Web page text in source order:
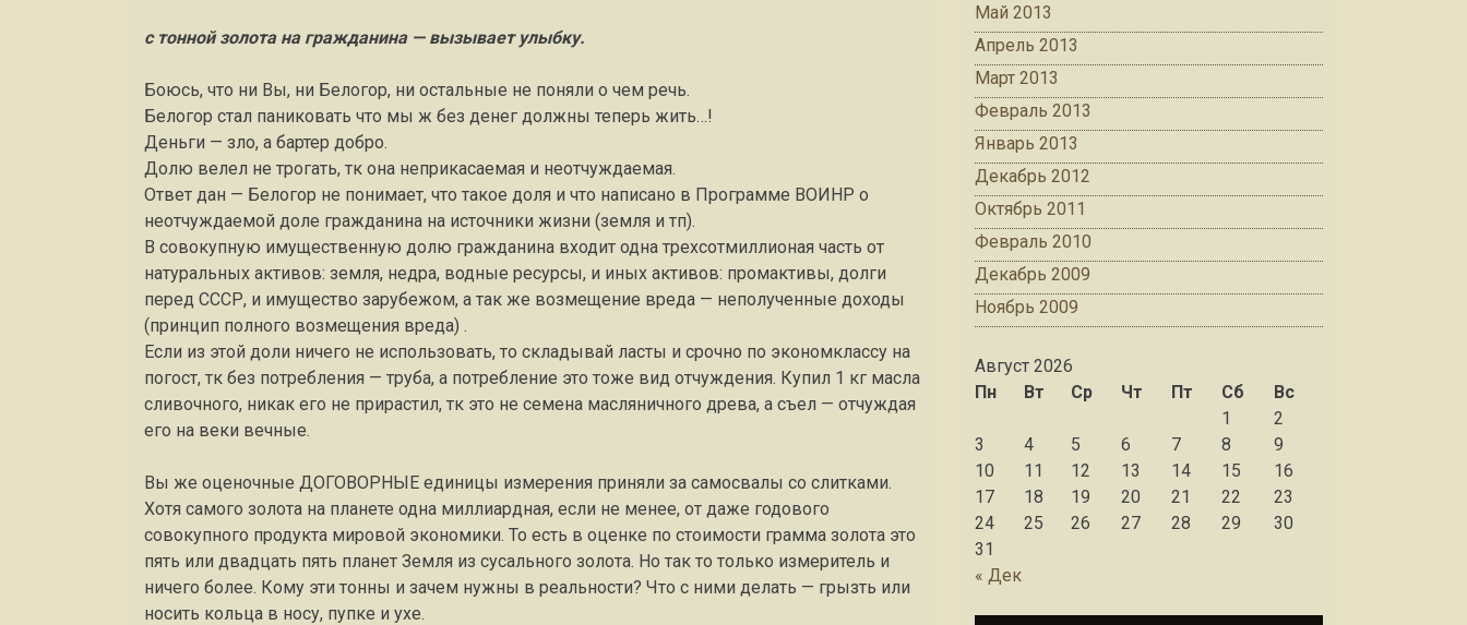
с тонной золота на гражданина — вызывает улыбку.
Боюсь, что ни Вы, ни Белогор, ни остальные не поняли о чем речь.
Белогор стал паниковать что мы ж без денег должны теперь жить…!
Деньги — зло, а бартер добро.
Долю велел не трогать, тк она неприкасаемая и неотчуждаемая.
Ответ дан — Белогор не понимает, что такое доля и что написано в Программе ВОИНР о
неотчуждаемой доле гражданина на источники жизни (земля и тп).
В совокупную имущественную долю гражданина входит одна трехсотмиллионая часть от
натуральных активов: земля, недра, водные ресурсы, и иных активов: промактивы, долги
перед СССР, и имущество зарубежом, а так же возмещение вреда — неполученные доходы
(принцип полного возмещения вреда) .
Если из этой доли ничего не использовать, то складывай ласты и срочно по экономклассу на
погост, тк без потребления — труба, а потребление это тоже вид отчуждения. Купил 1 кг масла
сливочного, никак его не прирастил, тк это не семена масляничного древа, а съел — отчуждая
его на веки вечные.
Вы же оценочные ДОГОВОРНЫЕ единицы измерения приняли за самосвалы со слитками.
Хотя самого золота на планете одна миллиардная, если не менее, от даже годового
совокупного продукта мировой экономики. То есть в оценке по стоимости грамма золота это
пять или двадцать пять планет Земля из сусального золота. Но так то только измеритель и
ничего более. Кому эти тонны и зачем нужны в реальности? Что с ними делать — грызть или
носить кольца в носу, пупке и ухе.
Май 2013
Апрель 2013
Март 2013
Февраль 2013
Январь 2013
Декабрь 2012
Октябрь 2011
Февраль 2010
Декабрь 2009
Ноябрь 2009
Август 2026
Пн
Вт Ср Чт Пт Сб Вс
« Дек
1
2
3
4 5 6 7 8
9
10
11 12 13 14 15
16
17
18 19 20 21 22
23
24
25 26 27 28 29
30
31